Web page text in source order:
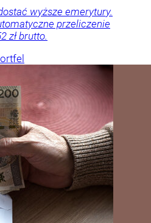
wyższe emerytury.
przeliczenie
zł brutto.